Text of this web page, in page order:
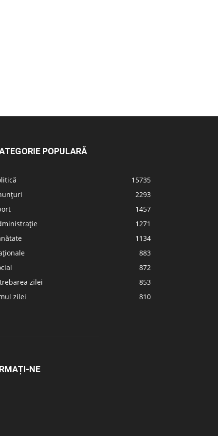
POPULARĂ
15735
2293
1457
1271
1134
883
872
zilei
853
zilei
810
NE